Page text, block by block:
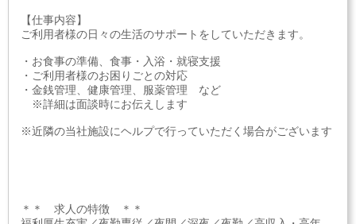
【仕事内容】
ご利用者様の日々の生活のサポートをしていただきます。
・お食事の準備、食事・入浴・就寝支援
・ご利用者様のお困りごとの対応
・金銭管理、健康管理、服薬管理 など
※詳細は面談時にお伝えします
※近隣の当社施設にヘルプで行っていただく場合がございます
＊＊ 求人の特徴 ＊＊